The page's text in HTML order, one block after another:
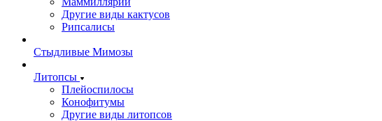
Другие виды кактусов
Рипсалисы
Стыдливые Мимозы
Литопсы
Плейоспилосы
Конофитумы
Другие виды литопсов